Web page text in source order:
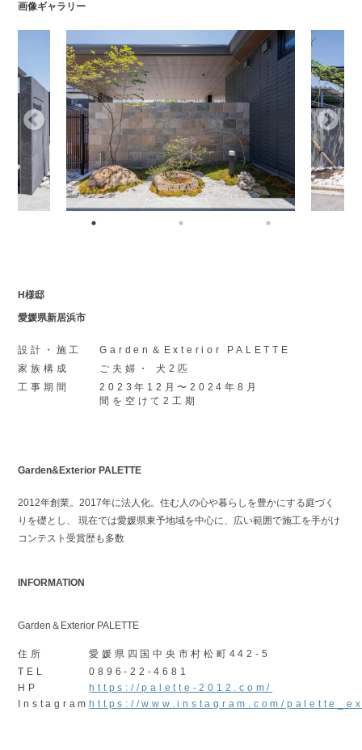
画像ギャラリー
H様邸
愛媛県新居浜市
設計・施工
Garden＆Exterior PALETTE
家族構成
ご夫婦・ 犬2匹
工事期間
2023年12月〜2024年8月
間を空けて2工期
Garden&Exterior PALETTE
2012年創業。2017年に法人化。住む人の心や暮らしを豊かにする庭づく
りを礎とし、 現在では愛媛県東予地域を中心に、広い範囲で施工を手がけ
コンテスト受賞歴も多数
INFORMATION
Garden＆Exterior PALETTE
住所
愛媛県四国中央市村松町442-5
TEL
0896-22-4681
HP
https://palette-2012.com/
Instagram https://www.instagram.com/